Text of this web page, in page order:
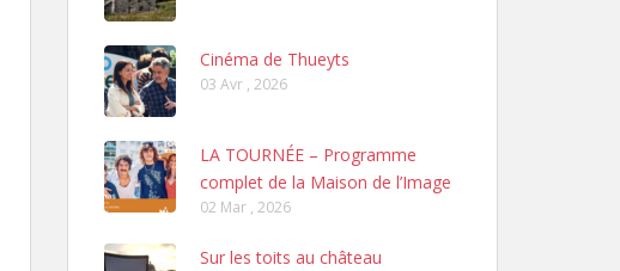
Cinéma de Thueyts
03 Avr , 2026
LA TOURNÉE – Programme
complet de la Maison de l’Image
02 Mar , 2026
Sur les toits au château